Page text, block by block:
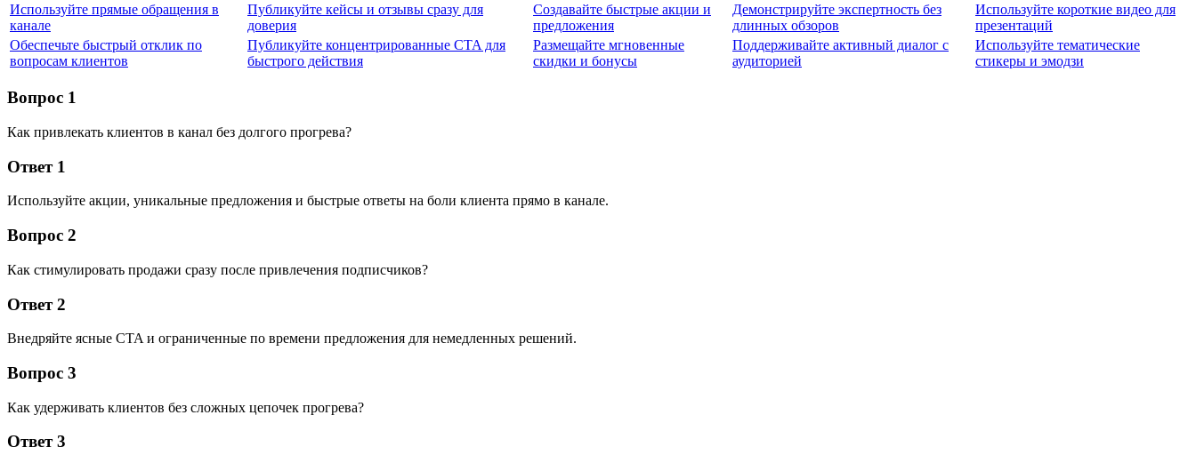
Используйте прямые обращения в
канале
Публикуйте кейсы и отзывы сразу для
доверия
Создавайте быстрые акции и
предложения
Демонстрируйте экспертность без
длинных обзоров
Используйте короткие видео для
презентаций
Обеспечьте быстрый отклик по
вопросам клиентов
Публикуйте концентрированные CTA для
быстрого действия
Размещайте мгновенные
скидки и бонусы
Поддерживайте активный диалог с
аудиторией
Используйте тематические
стикеры и эмодзи
Вопрос 1
Как привлекать клиентов в канал без долгого прогрева?
Ответ 1
Используйте акции, уникальные предложения и быстрые ответы на боли клиента прямо в канале.
Вопрос 2
Как стимулировать продажи сразу после привлечения подписчиков?
Ответ 2
Внедряйте ясные CTA и ограниченные по времени предложения для немедленных решений.
Вопрос 3
Как удерживать клиентов без сложных цепочек прогрева?
Ответ 3